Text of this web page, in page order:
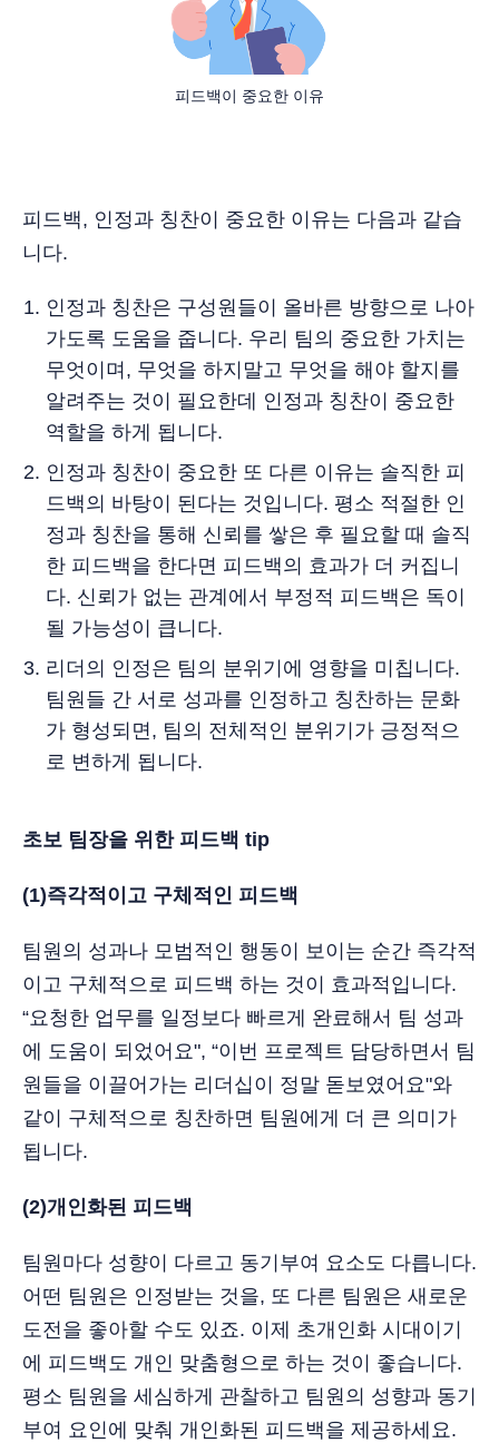
피드백이 중요한 이유
피드백, 인정과 칭찬이 중요한 이유는 다음과 같습
니다.
인정과 칭찬은 구성원들이 올바른 방향으로 나아
가도록 도움을 줍니다. 우리 팀의 중요한 가치는
무엇이며, 무엇을 하지말고 무엇을 해야 할지를
알려주는 것이 필요한데 인정과 칭찬이 중요한
역할을 하게 됩니다.
인정과 칭찬이 중요한 또 다른 이유는 솔직한 피
드백의 바탕이 된다는 것입니다. 평소 적절한 인
정과 칭찬을 통해 신뢰를 쌓은 후 필요할 때 솔직
한 피드백을 한다면 피드백의 효과가 더 커집니
다. 신뢰가 없는 관계에서 부정적 피드백은 독이
될 가능성이 큽니다.
리더의 인정은 팀의 분위기에 영향을 미칩니다.
팀원들 간 서로 성과를 인정하고 칭찬하는 문화
가 형성되면, 팀의 전체적인 분위기가 긍정적으
로 변하게 됩니다.
초보 팀장을 위한 피드백 tip
(1)즉각적이고 구체적인 피드백
팀원의 성과나 모범적인 행동이 보이는 순간 즉각적
이고 구체적으로 피드백 하는 것이 효과적입니다.
“요청한 업무를 일정보다 빠르게 완료해서 팀 성과
에 도움이 되었어요", “이번 프로젝트 담당하면서 팀
원들을 이끌어가는 리더십이 정말 돋보였어요"와
같이 구체적으로 칭찬하면 팀원에게 더 큰 의미가
됩니다.
(2)개인화된 피드백
팀원마다 성향이 다르고 동기부여 요소도 다릅니다.
어떤 팀원은 인정받는 것을, 또 다른 팀원은 새로운
도전을 좋아할 수도 있죠. 이제 초개인화 시대이기
에 피드백도 개인 맞춤형으로 하는 것이 좋습니다.
평소 팀원을 세심하게 관찰하고 팀원의 성향과 동기
부여 요인에 맞춰 개인화된 피드백을 제공하세요.